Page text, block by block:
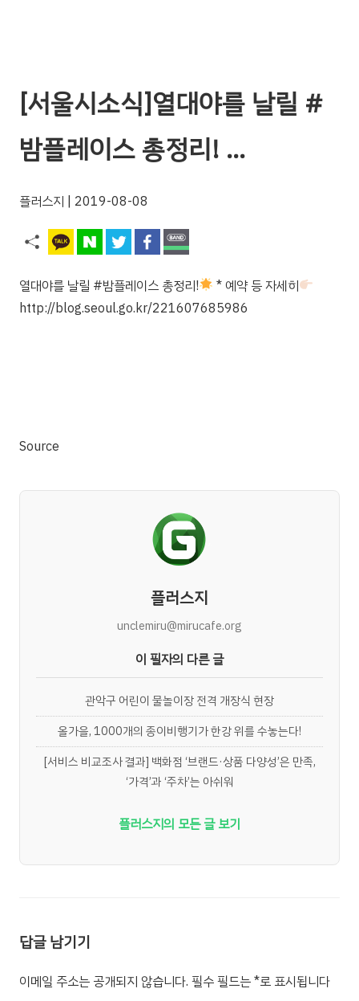
[서울시소식]열대야를 날릴 #
밤플레이스 총정리! …
플러스지 | 2019-08-08
열대야를 날릴 #밤플레이스 총정리!
* 예약 등 자세히
http://blog.seoul.go.kr/221607685986
Source
플러스지
unclemiru@mirucafe.org
이 필자의 다른 글
관악구 어린이 물놀이장 전격 개장식 현장
올가을, 1000개의 종이비행기가 한강 위를 수놓는다!
[서비스 비교조사 결과] 백화점 ‘브랜드·상품 다양성’은 만족,
‘가격’과 ‘주차’는 아쉬워
플러스지의 모든 글 보기
답글 남기기
이메일 주소는 공개되지 않습니다. 필수 필드는*로 표시됩니다